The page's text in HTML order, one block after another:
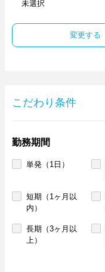
未選択
変更する
こだわり条件
勤務期間
単発（1日）
短期（1ヶ月以
内）
長期（3ヶ月以
上）